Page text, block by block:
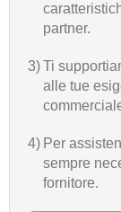
partner.
3)Ti
alle tue
4) Per
sempre
fornitore.